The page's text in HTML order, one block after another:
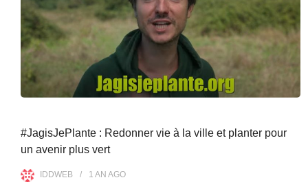
#JagisJePlante : Redonner vie à la ville et planter pour
un avenir plus vert
IDDWEB 1 AN AGO